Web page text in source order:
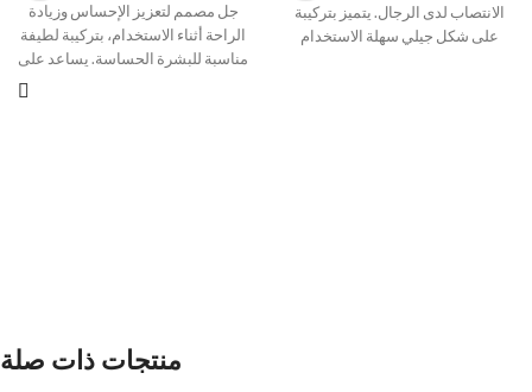
جل مصمم لتعزيز الإحساس وزيادة
الراحة أثناء الاستخدام، بتركيبة لطيفة
مناسبة للبشرة الحساسة. يساعد على
الانتصاب لدى الرجال. يتميز بتركيبة
على شكل جيلي سهلة الاستخدام
منتجات ذات صلة